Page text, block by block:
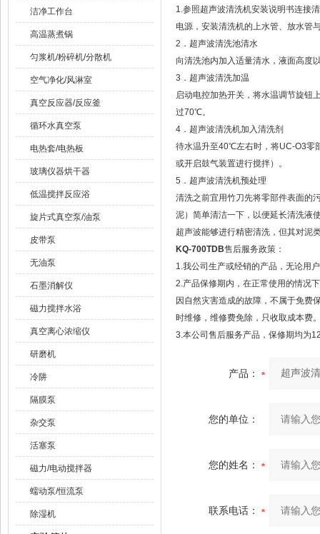
洁净工作台
高温蒸煮锅
匀浆机/粉碎机/分散机
空气净化/风淋室
真空反应器/反应釜
循环水真空泵
电热套/电热板
玻璃仪器烘干器
低温搅拌反应浴
旋片式真空泵/油泵
皮带泵
无油泵
石墨消解仪
磁力搅拌水浴
真空离心浓缩仪
研磨机
冷阱
隔膜泵
杂交泵
活塞泵
磁力/电动搅拌器
蠕动泵/恒流泵
除湿机
1.参照超声波清洗机安装说明书连接
电源，安装清洗机的上水管、放水管
2．超声波清洗池清水
向清洗池内加入适量清水，液面高度
3．超声波清洗加温
启动电控加热开关，将水温调节旋钮
过70℃。
4．超声波清洗机加入清洗剂
待水温升至40℃左右时，将UC-O3零
或开启鼓气装置进行搅拌）。
5．超声波清洗机预处理
清洗之前宜用竹刀先将零部件表面的
泥）简单清洁一下，以便延长清洗液
超声波能够进行精密清洗，但其对泥
KQ-700TDB售后服务政策：
1.我公司生产或经销的产品，无论用
2.产品保修期内，在正常使用的情况
因自然灾害造成的故障，不属于免费
时维修，维修费免除，只收取成本费
3.本公司售后服务产品，保修期均为
产品：
您的单位：
您的姓名：
联系电话：